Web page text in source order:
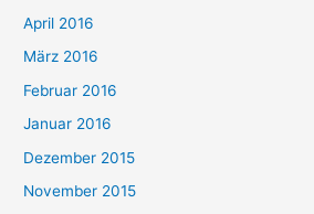
April 2016
März 2016
Februar 2016
Januar 2016
Dezember 2015
November 2015